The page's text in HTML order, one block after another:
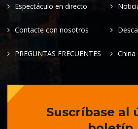
Espectáculo en directo
Contacte con nosotros
PREGUNTAS FRECUENTES China
Suscríbase al